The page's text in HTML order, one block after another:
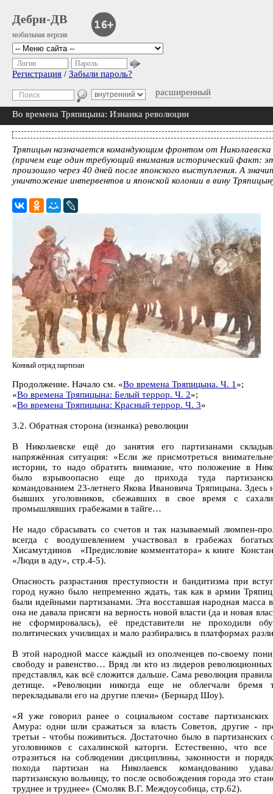
Дебри-ДВ
мобильная версия
расширенный
Логин Пароль
Регистрация / Забыли пароль?
Во времена Тряпицына: Изнанка революции
Тряпицын назначается командующим фронтом от Николаевска
(причем еще один требующий внимания исторический факт:
произошло через 40 дней после японского выступления. А
уничтожение интервентов и японской колонии в вину
Конный отряд партизан
Продолжение. Начало см. «Во времена Тряпицына. Ч. 1»;
«Во времена Тряпицына: Белый террор. Ч. 2»;
«Во времена Тряпицына: Красный террор. Ч. 3»
3.2. Обратная сторона (изнанка) революции
В Николаевске ещё до занятия его партизанами
напряжённая ситуация: «Если же присмотреться
истории, то надо обратить внимание, что положение в
было взрывоопасно еще до прихода туда
командованием 23-летнего Якова Ивановича Тряпицына. Здесь
бывших уголовников, сбежавших в свое время с
промышлявших грабежами в тайге…
Не надо сбрасывать со счетов и так называемый люмпен-
всегда с воодушевлением участвовал в грабежах
Хисамутдинов «Предисловие комментатора» к книге
«Люди в аду», стр.4-5).
Опасность разрастания преступности и бандитизма при
город нужно было непременно ждать, так как в армии
были идейными партизанами. Эта восставшая народная масса
она не давала присяги на верность новой власти (да и новая
не сформировалась), её представители не проходили
политических училищах и мало разбирались в платформах
В этой народной массе каждый из ополченцев по-своему
свободу и равенство… Вряд ли кто из лидеров революционных
представлял, как всё сложится дальше. Сама революция
детище. «Революции никогда еще не облегчали бремя
перекладывали его на другие плечи» (Бернард Шоу).
«Я уже говорил ранее о социальном составе
Амура: одни шли сражаться за власть Советов, другие -
третьи - чтобы поживиться. Достаточно было в
уголовников с сахалинской каторги. Естественно, что
отразиться на соблюдении дисциплины, законности и
похода партизан на Николаевск командованию
партизанскую вольницу, то после освобождения города это
труднее и труднее» (Смоляк В.Г. Междоусобица, стр.62).